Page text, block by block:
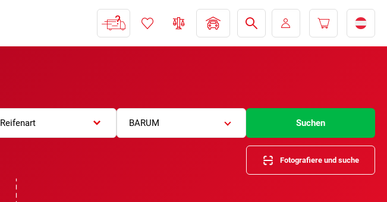
Reifenart BARUM Suchen
Fotografiere und suche